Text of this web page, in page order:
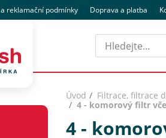
a reklamační podmínky Doprava a platba
Hledat
Úvod Filtrace, filtrace
4 - komorový filtr
4 -